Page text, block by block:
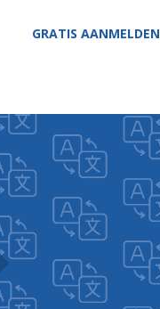
GRATIS AANMELDEN